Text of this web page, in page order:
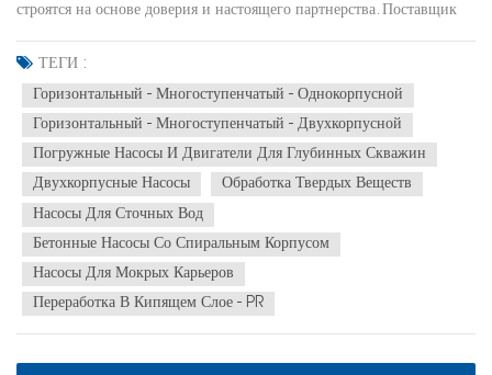
строятся на основе доверия и настоящего партнерства. Поставщик
должен быть не просто именем в счёте, а надёжным партнёром,
заинтересованным в вашем успехе, независимо от географии или
сложности рынка.Компания Hefei Huasheng (CNHS) построила
свою репутацию именно на этом принципе. Наш путь от лидера на
внутреннем рынке до надёжного международного партнёра — это
история амбиций, надёжности и стремления к росту вместе с
нашими клиентами.Доказанный успех, глобальные амбицииНаши
значительные достижения на динамичном российском рынке были
только началом. Мы доказали, что наши технологии, качество и опыт
управления проектами соответствуют самым высоким
международным стандартам. Теперь мы делаем следующий шаг на
ТЕГИ :
Горизонтальный - Многоступенчатый - Однокорпусной
Горизонтальный - Многоступенчатый - Двухкорпусной
Погружные Насосы И Двигатели Для Глубинных Скважин
Двухкорпусные Насосы
Обработка Твердых Веществ
Насосы Для Сточных Вод
Бетонные Насосы Со Спиральным Корпусом
Насосы Для Мокрых Карьеров
Переработка В Кипящем Слое - PR